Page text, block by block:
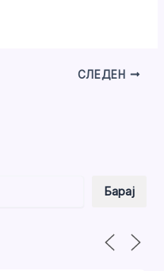
СЛЕДЕН
Барај